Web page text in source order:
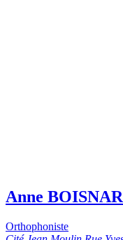
Anne
Orthophoniste